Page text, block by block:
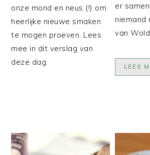
onze mond en neus (!) om
heerlijke nieuwe smaken
te mogen proeven. Lees
mee in dit verslag van
deze dag.
er
niemand
van
LEES